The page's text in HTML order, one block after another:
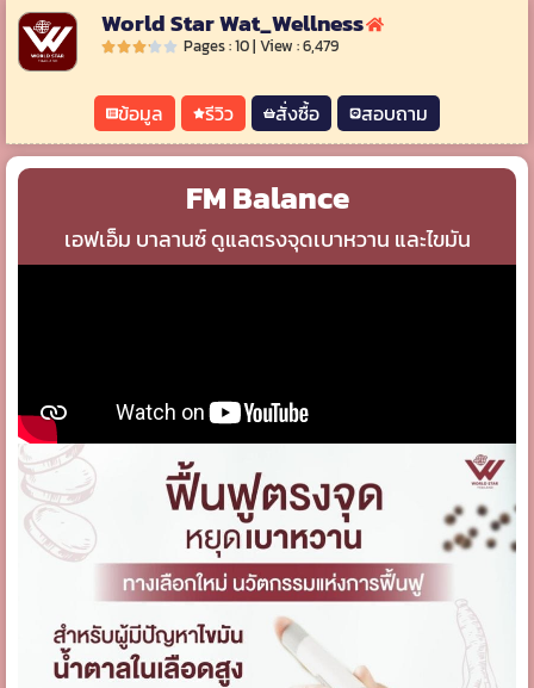
World Star Wat_Wellness
Pages : 10 | View : 6,479
ข้อมูล รีวิว สั่งซื้อ สอบถาม
FM Balance
เอฟเอ็ม บาลานซ์ ดูแลตรงจุดเบาหวาน และไขมัน